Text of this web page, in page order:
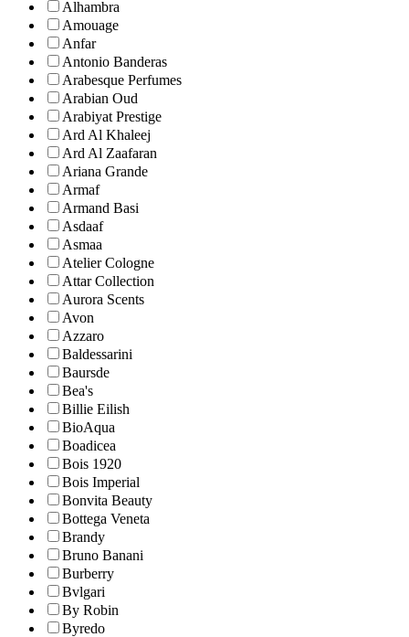
Alhambra
Amouage
Anfar
Antonio Banderas
Arabesque Perfumes
Arabian Oud
Arabiyat Prestige
Ard Al Khaleej
Ard Al Zaafaran
Ariana Grande
Armaf
Armand Basi
Asdaaf
Asmaa
Atelier Cologne
Attar Collection
Aurora Scents
Avon
Azzaro
Baldessarini
Baursde
Bea's
Billie Eilish
BioAqua
Boadicea
Bois 1920
Bois Imperial
Bonvita Beauty
Bottega Veneta
Brandy
Bruno Banani
Burberry
Bvlgari
By Robin
Byredo